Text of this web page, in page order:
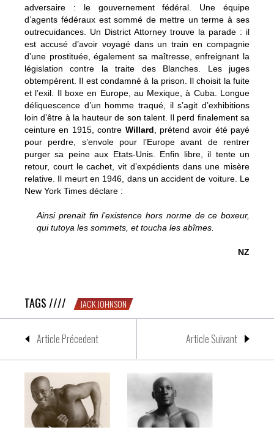
adversaire : le gouvernement fédéral. Une équipe
d’agents fédéraux est sommé de mettre un terme à ses
outrecuidances. Un District Attorney trouve la parade : il
est accusé d’avoir voyagé dans un train en compagnie
d’une prostituée, également sa maîtresse, enfreignant la
législation contre la traite des Blanches. Les juges
obtempèrent. Il est condamné à la prison. Il choisit la fuite
et l’exil. Il boxe en Europe, au Mexique, à Cuba. Longue
déliquescence d’un homme traqué, il s’agit d’exhibitions
loin d’être à la hauteur de son talent. Il perd finalement sa
ceinture en 1915, contre Willard , prétend avoir été payé
pour perdre, s’envole pour l’Europe avant de rentrer
purger sa peine aux Etats-Unis. Enfin libre, il tente un
retour, court le cachet, vit d’expédients dans une misère
relative. Il meurt en 1946, dans un accident de voiture. Le
New York Times déclare :
Ainsi prenait fin l’existence hors norme de ce boxeur,
qui tutoya les sommets, et toucha les abîmes.
NZ
TAGS //// JACK JOHNSON
Article Précedent Article Suivant